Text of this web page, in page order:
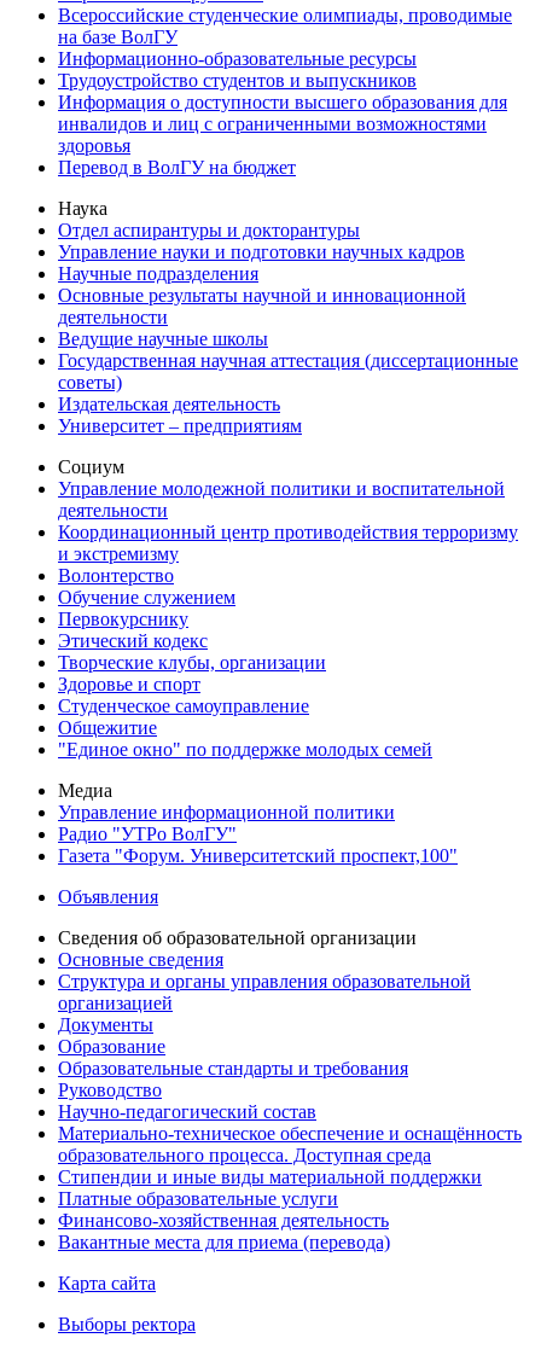
Всероссийские студенческие олимпиады, проводимые
на базе ВолГУ
Информационно-образовательные ресурсы
Трудоустройство студентов и выпускников
Информация о доступности высшего образования для
инвалидов и лиц с ограниченными возможностями
здоровья
Перевод в ВолГУ на бюджет
Наука
Отдел аспирантуры и докторантуры
Управление науки и подготовки научных кадров
Научные подразделения
Основные результаты научной и инновационной
деятельности
Ведущие научные школы
Государственная научная аттестация (диссертационные
советы)
Издательская деятельность
Университет – предприятиям
Социум
Управление молодежной политики и воспитательной
деятельности
Координационный центр противодействия терроризму
и экстремизму
Волонтерство
Обучение служением
Первокурснику
Этический кодекс
Творческие клубы, организации
Здоровье и спорт
Студенческое самоуправление
Общежитие
"Единое окно" по поддержке молодых семей
Медиа
Управление информационной политики
Радио "УТРо ВолГУ"
Газета "Форум. Университетский проспект,100"
Объявления
Сведения об образовательной организации
Основные сведения
Структура и органы управления образовательной
организацией
Документы
Образование
Образовательные стандарты и требования
Руководство
Научно-педагогический состав
Материально-техническое обеспечение и оснащённость
образовательного процесса. Доступная среда
Стипендии и иные виды материальной поддержки
Платные образовательные услуги
Финансово-хозяйственная деятельность
Вакантные места для приема (перевода)
Карта сайта
Выборы ректора